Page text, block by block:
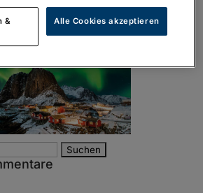
&
Alle Cookies akzeptieren